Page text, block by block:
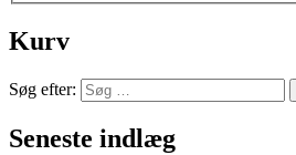
Kurv
Søg efter:
Seneste indlæg